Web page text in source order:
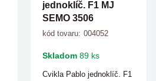
jednoklíč. F1 MJ
SEMO 3506
kód tovaru: 004052
Skladom 89 ks
Cvikla Pablo jednoklíč. F1